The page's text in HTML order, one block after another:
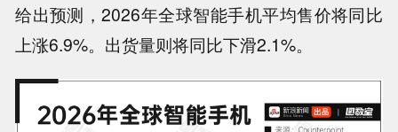
给出预测，2026年全球智能手机平均售价将同比
上涨6.9%。出货量则将同比下滑2.1%。